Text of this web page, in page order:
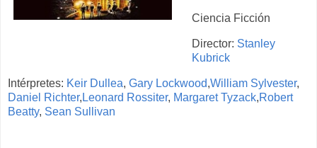
Ciencia Ficción
Director: Stanley
Kubrick
Intérpretes: Keir Dullea, Gary Lockwood,William Sylvester,
Daniel Richter, Leonard Rossiter, Margaret Tyzack,Robert
Beatty, Sean Sullivan